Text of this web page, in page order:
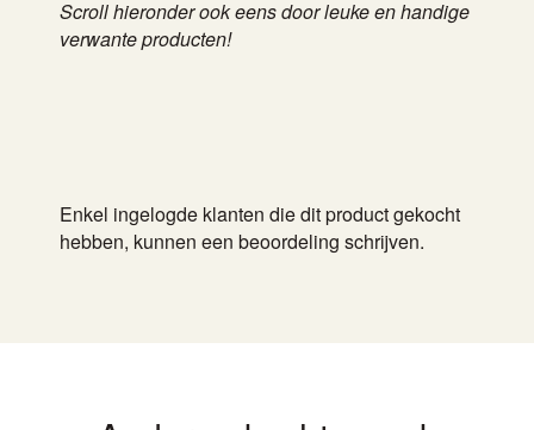
Scroll hieronder ook eens door leuke en handige
verwante producten!
Enkel ingelogde klanten die dit product gekocht
hebben, kunnen een beoordeling schrijven.